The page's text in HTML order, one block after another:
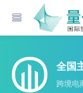
全国
跨境电